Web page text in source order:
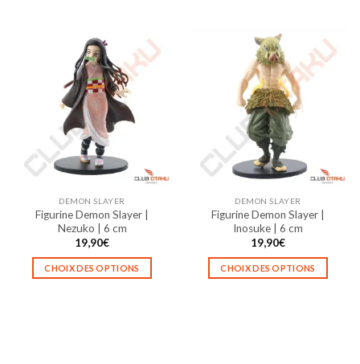
a
plusieurs
variations.
Les
options
peuvent
être
choisies
sur
page
du
produit
a
plusieurs
variations.
Les
options
peuvent
être
choisies
sur
page
du
produit
DEMON SLAYER
Figurine Demon Slayer |
Nezuko | 6 cm
19,90€
CHOIX DES OPTIONS
DEMON SLAYER
Figurine Demon Slayer |
Inosuke | 6 cm
19,90€
CHOIX DES OPTIONS